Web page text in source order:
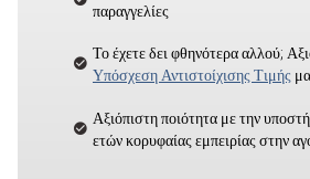
παραγγελίες
Το έχετε δει φθηνότερα αλλού;
Υπόσχεση Αντιστοίχισης Τιμής
Αξιόπιστη ποιότητα με την
ετών κορυφαίας εμπειρίας στην